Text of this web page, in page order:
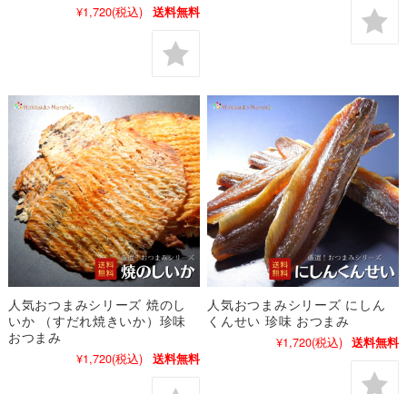
¥1,720(税込) 送料無料
人気おつまみシリーズ 焼のし
いか （すだれ焼きいか）珍味
おつまみ
¥1,720(税込) 送料無料
人気おつまみシリーズ にしん
くんせい 珍味 おつまみ
¥1,720(税込) 送料無料